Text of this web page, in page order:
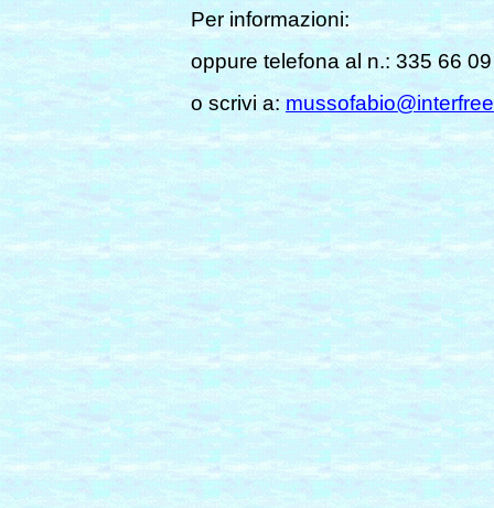
Per informazioni:
oppure telefona al n.: 335 66
o scrivi a: